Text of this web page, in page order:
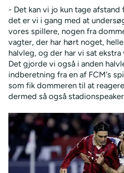
- Det kan vi jo kun tage
det er vi i gang med at
vores spillere, nogen fra
vagter, der har hørt noget,
halvleg, og der har vi sat
Det gjorde vi også i anden
indberetning fra en af FCM's
som fik dommeren til at
dermed så også